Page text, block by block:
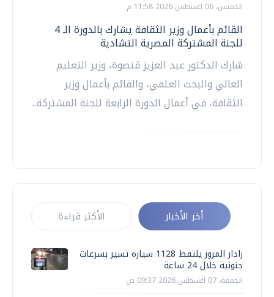
الخميس، 06 اغسطس 2026 11:58 م
القائم بأعمال وزير الثقافة يشارك بالدورة الـ 4
للجنة المشتركة المصرية التشادية
شارك الدكتور عبد العزيز قنصوة، وزير التعليم
العالي والبحث العلمي، والقائم بأعمال وزير
الثقافة، في أعمال الدورة الرابعة للجنة المشتركة...
أخر الأخبار الأكثر قراءة
رادار المرور يلتقط 1128 سيارة تسير بسرعات
جنونية خلال 24 ساعة
الجمعة، 07 اغسطس 2026 09:37 ص